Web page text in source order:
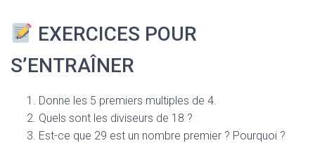
EXERCICES POUR
S’ENTRAÎNER
Donne les 5 premiers multiples de 4.
Quels sont les diviseurs de 18 ?
Est-ce que 29 est un nombre premier ? Pourquoi ?